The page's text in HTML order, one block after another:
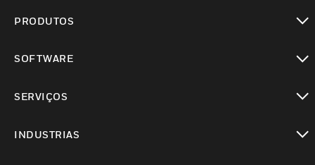
PRODUTOS
SOFTWARE
SERVIÇOS
INDUSTRIAS